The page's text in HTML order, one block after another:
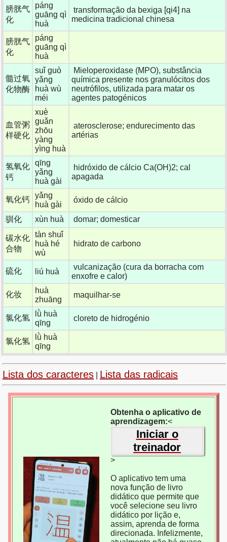
膀胱气
化
páng
guāng qì
huà
transformação da bexiga [qi4] na
medicina tradicional chinesa
膀胱气
化
páng
guāng qì
huà
髓过氧
化物酶
suǐ guò
yǎng
huà wù
méi
Mieloperoxidase (MPO), substância
química presente nos granulócitos dos
neutrófilos, utilizada para matar os
agentes patogénicos
血管粥
样硬化
xuè
guǎn
zhōu
yàng
yìng huà
aterosclerose; endurecimento das
artérias
氢氧化
钙
qīng
yǎng
huà gài
hidróxido de cálcio Ca(OH)2; cal
apagada
氧化钙 yǎng
huà gài
óxido de cálcio
驯化 xùn huà domar; domesticar
碳水化
合物
tàn shuǐ
huà hé
wù
hidrato de carbono
硫化 liú huà
vulcanização (cura da borracha com
enxofre e calor)
化妆
huà
zhuāng
maquilhar-se
氯化氢
lǜ huà
qīng
cloreto de hidrogénio
氯化氢
lǜ huà
qīng
Lista dos caracteres Lista das radicais
Obtenha o aplicativo de
aprendizagem:<
Iniciar o
treinador
>
O aplicativo tem uma
nova função de livro
didático que permite que
você selecione seu livro
didático por lição e,
assim, aprenda de forma
direcionada. Infelizmente,